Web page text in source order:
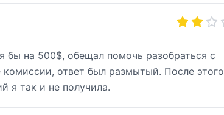
бы на 500$, обещал помочь разобраться с
ответ был размытый. После этого
я так и не получила.